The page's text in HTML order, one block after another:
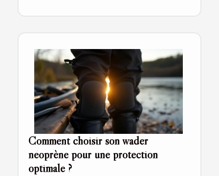
Comment choisir son wader
néoprène pour une protection
optimale ?